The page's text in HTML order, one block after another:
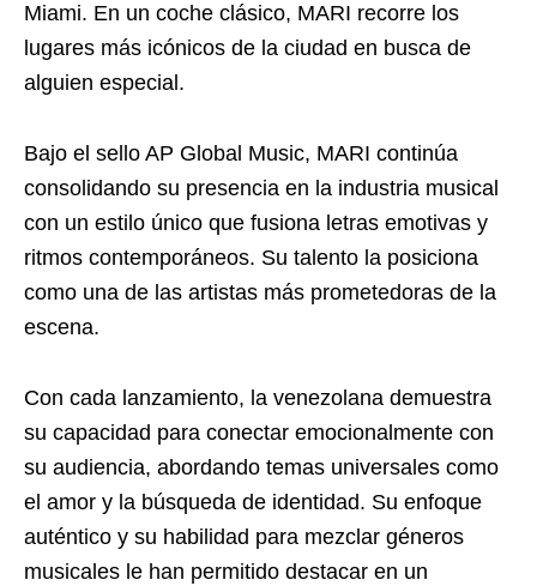
Miami. En un coche clásico, MARI recorre los
lugares más icónicos de la ciudad en busca de
alguien especial.
Bajo el sello AP Global Music, MARI continúa
consolidando su presencia en la industria musical
con un estilo único que fusiona letras emotivas y
ritmos contemporáneos. Su talento la posiciona
como una de las artistas más prometedoras de la
escena.
Con cada lanzamiento, la venezolana demuestra
su capacidad para conectar emocionalmente con
su audiencia, abordando temas universales como
el amor y la búsqueda de identidad. Su enfoque
auténtico y su habilidad para mezclar géneros
musicales le han permitido destacar en un